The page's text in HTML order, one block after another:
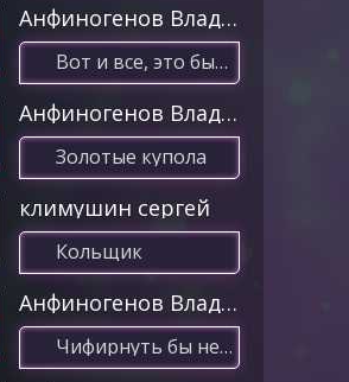
Анфиногенов Владимир
Вот и все, это было вчера
Анфиногенов Владимир
Золотые купола
климушин сергей
Кольщик
Анфиногенов Владимир
Чифирнуть бы нештяк